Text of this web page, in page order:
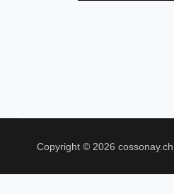
Copyright © 2026